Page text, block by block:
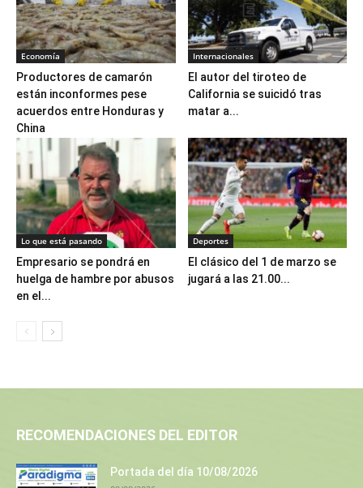
Economía
Productores de camarón
están inconformes pese
acuerdos entre Honduras y
China
Internacionales
El autor del tiroteo de
California se suicidó tras
matar a...
Lo que está pasando
Empresario se pondrá en
huelga de hambre por abusos
en el...
Deportes
El clásico del 1 de marzo se
jugará a las 21.00...
RECOMENDACIONES DEL EDITOR
Portada del día 10/08/2026